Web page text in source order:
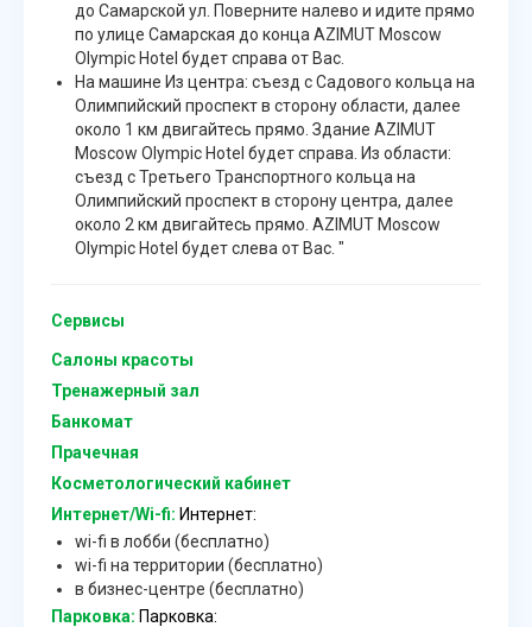
до Самарской ул. Поверните налево и идите прямо
по улице Самарская до конца AZIMUT Moscow
Olympic Hotel будет справа от Вас.
На машине Из центра: съезд с Садового кольца на
Олимпийский проспект в сторону области, далее
около 1 км двигайтесь прямо. Здание AZIMUT
Moscow Olympic Hotel будет справа. Из области:
съезд с Третьего Транспортного кольца на
Олимпийский проспект в сторону центра, далее
около 2 км двигайтесь прямо. AZIMUT Moscow
Olympic Hotel будет слева от Вас. "
Сервисы
Салоны красоты
Тренажерный зал
Банкомат
Прачечная
Косметологический кабинет
Интернет/Wi-fi: Интернет:
wi-fi в лобби (бесплатно)
wi-fi на территории (бесплатно)
в бизнес-центре (бесплатно)
Парковка: Парковка: